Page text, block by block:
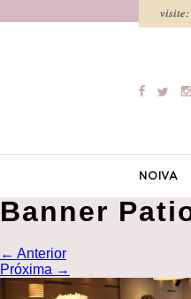
NOIVA
Banner
← Anterior
Próxima →